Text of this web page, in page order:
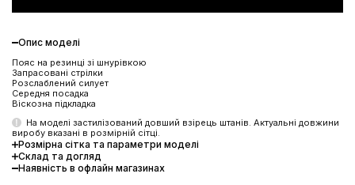
Опис моделі
Пояс на резинці зі шнурівкою
Запрасовані стрілки
Розслаблений силует
Середня посадка
Віскозна підкладка
На моделі застилізований довший взірець штанів. Актуальні довжини
виробу вказані в розмірній сітці.
Розмірна сітка та параметри моделі
Склад та догляд
Наявність в офлайн магазинах
ЗНИЖКА 10% НА ПЕРШЕ